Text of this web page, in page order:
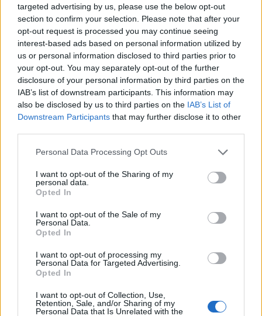
targeted advertising by us, please use the below opt-out
section to confirm your selection. Please note that after your
opt-out request is processed you may continue seeing
interest-based ads based on personal information utilized by
us or personal information disclosed to third parties prior to
your opt-out. You may separately opt-out of the further
disclosure of your personal information by third parties on the
IAB’s list of downstream participants. This information may
also be disclosed by us to third parties on the IAB’s List of
Downstream Participants that may further disclose it to other
Personal Data Processing Opt Outs
I want to opt-out of the Sharing of my
personal data.
Opted In
I want to opt-out of the Sale of my
Personal Data.
Opted In
I want to opt-out of processing my
Personal Data for Targeted Advertising.
Opted In
I want to opt-out of Collection, Use,
Retention, Sale, and/or Sharing of my
Personal Data that Is Unrelated with the
την παράδοση (που σημαίνει ότι δεν είναι
απόλυτα ιστορικά διασταυρωμένο) έφτασε
μέχρι την Ρώμη, όπου επί Νέρωνος (54-68μ.Χ.)
υπέστη μαρτυρικό θάνατο, αφού τον
σταύρωσαν χιαστί, με το κεφάλι προς τα κάτω
περί το έτος 64 μ.Χ.
Κιλικίας σε ένα χωρίο που ονομάζεται Γίσχαλα
Χριστιανισμού. Το 36 μ.Χ. περίπου, όταν
κάποτε μετέβαινε στη Δαμασκό για να διώξει
και εκεί χριστιανούς, έγινε θαύμα στο οποίο
φανερώθηκε ο Χριστός, ο οποίος τον πρόσταξε
να πάει στον Ανανία ο οποίος τον κατήχησε και
τον βάπτισε.